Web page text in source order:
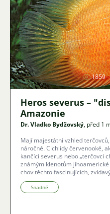
1859
Heros severus – "diskus chudých" z
Amazonie
Dr. Vladko Bydžovský, před 1
Mají majestátní vzhled
náročné. Cichlidy červenooké,
kančíci severus nebo „terčovci
známým klenotům
chov těchto fascinujících,
rizika zničených rostlin a jaké
vládnou světu akvárií?
Snadné